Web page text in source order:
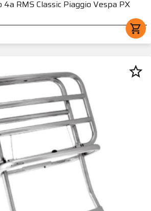
RMS Classic Piaggio Vespa PX
shopping_cart
star_border